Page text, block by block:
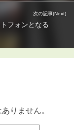
次の記事(Next)
フォンとなる
りません。